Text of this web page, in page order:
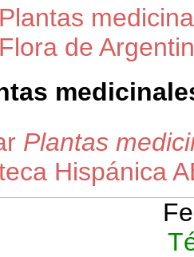
Plantas
Flora de
Plantas
Hispánica